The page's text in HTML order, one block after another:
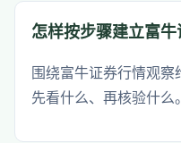
怎样按步骤建立富
围绕富牛证券行情观
先看什么、再核验什么。